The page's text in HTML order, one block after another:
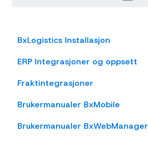
BxLogistics Installasjon
BxEngine og BxSmartPrintPro
BxLogistics
ERP Integrasjoner og oppsett
Visma Business
Business NXT
Tripletex
Fraktintegrasjoner
AxiaFrakt
Logistra Cargonizer
Brukermanualer BxMobile
Generelt
Brukermanualer BxWebManager